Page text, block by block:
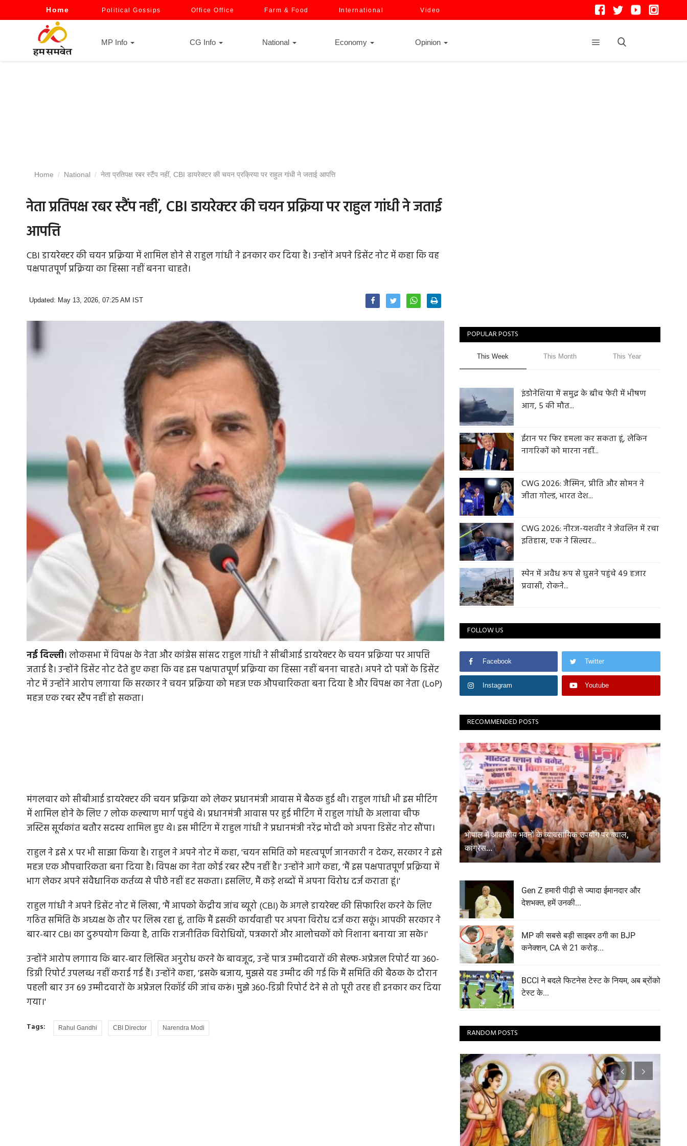
Home Political Gossips Office Office Farm & Food International Video
MP Info CG Info National Economy Opinion
Home National नेता प्रतिपक्ष रबर स्टैंप नहीं, CBI डायरेक्टर की चयन प्रक्रिया पर राहुल गांधी ने जताई आपत्ति
नेता प्रतिपक्ष रबर स्टैंप नहीं, CBI डायरेक्टर की चयन प्रक्रिया पर राहुल गांधी ने जताई
आपत्ति
CBI डायरेक्टर की चयन प्रक्रिया में शामिल होने से राहुल गांधी ने इनकार कर दिया है। उन्होंने अपने डिसेंट नोट में कहा कि वह
पक्षपातपूर्ण प्रक्रिया का हिस्सा नहीं बनना चाहते।
Updated: May 13, 2026, 07:25 AM IST
नईदिल्ली। लोकसभा में विपक्ष के नेता और कांग्रेस सांसद राहुल गांधी ने सीबीआई डायरेक्टर के चयन प्रक्रिया पर आपत्ति
जताई है। उन्होंने डिसेंट नोट देते हुए कहा कि वह इस पक्षपातपूर्ण प्रक्रिया का हिस्सा नहीं बनना चाहते। अपने दो पन्नों के डिसेंट
नोट में उन्होंने आरोप लगाया कि सरकार ने चयन प्रक्रिया को महज एक औपचारिकता बना दिया है और विपक्ष का नेता (LoP)
महज एक रबर स्टैंप नहीं हो सकता।
मंगलवार को सीबीआई डायरेक्टर की चयन प्रक्रिया को लेकर प्रधानमंत्री आवास में बैठक हुई थी। राहुल गांधी भी इस मीटिंग
में शामिल होने के लिए 7 लोक कल्याण मार्ग पहुंचे थे। प्रधानमंत्री आवास पर हुई मीटिंग में राहुल गांधी के अलावा चीफ
जस्टिस सूर्यकांत बतौर सदस्य शामिल हुए थे। इस मीटिंग में राहुल गांधी ने प्रधानमंत्री नरेंद्र मोदी को अपना डिसेंट नोट सौंपा।
राहुल ने इसे X पर भी साझा किया है। राहुल ने अपने नोट में कहा, 'चयन समिति को महत्वपूर्ण जानकारी न देकर, सरकार ने इसे
महज एक औपचारिकता बना दिया है। विपक्ष का नेता कोई रबर स्टैंप नहीं है।' उन्होंने आगे कहा, 'मैं इस पक्षपातपूर्ण प्रक्रिया में
भाग लेकर अपने संवैधानिक कर्तव्य से पीछे नहीं हट सकता। इसलिए, मैं कड़े शब्दों में अपना विरोध दर्ज कराता हूं।'
राहुल गांधी ने अपने डिसेंट नोट में लिखा, 'मैं आपको केंद्रीय जांच ब्यूरो (CBI) के अगले डायरेक्ट की सिफारिश करने के लिए
गठित समिति के अध्यक्ष के तौर पर लिख रहा हूं, ताकि मैं इसकी कार्यवाही पर अपना विरोध दर्ज करा सकूं। आपकी सरकार ने
बार-बार CBI का दुरुपयोग किया है, ताकि राजनीतिक विरोधियों, पत्रकारों और आलोचकों को निशाना बनाया जा सके।'
उन्होंने आरोप लगााय कि बार-बार लिखित अनुरोध करने के बावजूद, उन्हें पात्र उम्मीदवारों की सेल्फ-अप्रेजल रिपोर्ट या 360-
डिग्री रिपोर्ट उपलब्ध नहीं कराई गई हैं। उन्होंने कहा, 'इसके बजाय, मुझसे यह उम्मीद की गई कि मैं समिति की बैठक के दौरान
पहली बार उन 69 उम्मीदवारों के अप्रेजल रिकॉर्ड की जांच करूं। मुझे 360-डिग्री रिपोर्ट देने से तो पूरी तरह ही इनकार कर दिया
गया।'
Tags: Rahul Gandhi CBI Director Narendra Modi
POPULAR POSTS
This Week This Month This Year
इंडोनेशिया में समुद्र के बीच फेरी में भीषण
आग, 5 की मौत...
ईरान पर फिर हमला कर सकता हूं, लेकिन
नागरिकों को मारना नहीं...
CWG 2026: जैस्मिन, प्रीति और सोमन ने
जीता गोल्ड, भारत देश...
CWG 2026: नीरज-यशवीर ने जेवलिन में रचा
इतिहास, एक ने सिल्वर...
स्पेन में अवैध रूप से घुसने पहुंचे 49 हजार
प्रवासी, रोकने...
FOLLOW US
Facebook Twitter
Instagram Youtube
RECOMMENDED POSTS
भोपाल में आवासीय भवनों के व्यावसायिक उपयोग पर बवाल,
कांग्रेस...
Gen Z हमारी पीढ़ी से ज्यादा ईमानदार और
देशभक्त, हमें उनकी...
MP की सबसे बड़ी साइबर ठगी का BJP
कनेक्शन, CA से 21 करोड़...
BCCI ने बदले फिटनेस टेस्ट के नियम, अब ब्रोंको
टेस्ट के...
RANDOM POSTS